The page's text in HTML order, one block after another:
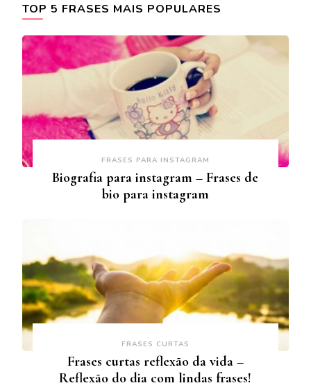
TOP 5 FRASES MAIS POPULARES
FRASES PARA INSTAGRAM
Biografia para instagram – Frases de
bio para instagram
FRASES CURTAS
Frases curtas reflexão da vida –
Reflexão do dia com lindas frases!